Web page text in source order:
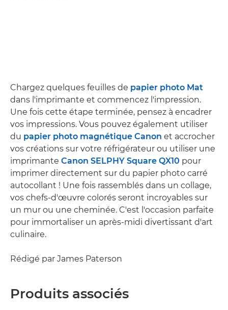
Chargez quelques feuilles de papier photo Mat
dans l'imprimante et commencez l'impression.
Une fois cette étape terminée, pensez à encadrer
vos impressions. Vous pouvez également utiliser
du papier photo magnétique Canon et accrocher
vos créations sur votre réfrigérateur ou utiliser une
imprimante Canon SELPHY Square QX10 pour
imprimer directement sur du papier photo carré
autocollant ! Une fois rassemblés dans un collage,
vos chefs-d'œuvre colorés seront incroyables sur
un mur ou une cheminée. C'est l'occasion parfaite
pour immortaliser un après-midi divertissant d'art
culinaire.
Rédigé par James Paterson
Produits associés